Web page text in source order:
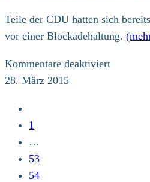
Teile der CDU hatten sich
vor einer Blockadehaltung.
Kommentare deaktiviertfür
28. März 2015
vorherigen
1
…
53
54